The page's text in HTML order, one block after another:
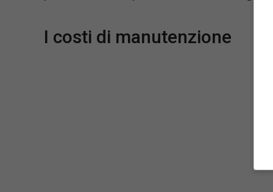
I costi di manutenzione